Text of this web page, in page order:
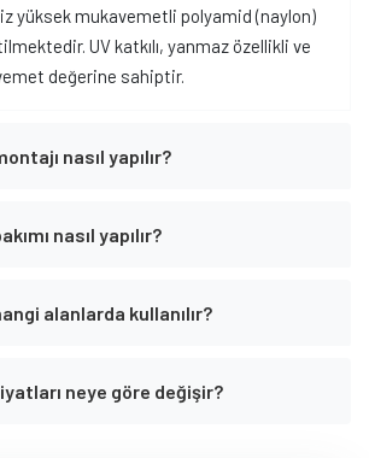
yüksek mukavemetli polyamid (naylon)
UV katkılı, yanmaz özellikli ve
değerine sahiptir.
nasıl yapılır?
nasıl yapılır?
alanlarda kullanılır?
neye göre değişir?